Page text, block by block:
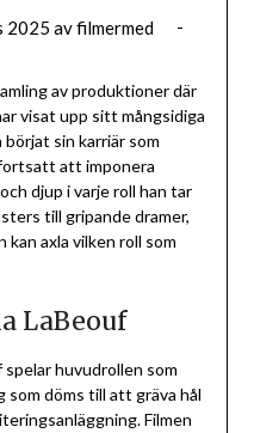
2025 avfilmermed
av produktioner där
visat upp sitt mångsidiga
sin karriär som
att imponera
djup i varje roll han tar
till gripande dramer,
kan axla vilken roll som
LaBeouf
spelar huvudrollen som
som döms till att gräva hål
Filmen